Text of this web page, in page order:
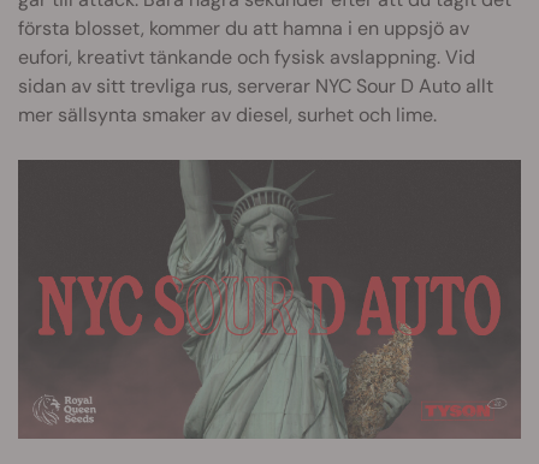
första blosset, kommer du att hamna i en uppsjö av
eufori, kreativt tänkande och fysisk avslappning. Vid
sidan av sitt trevliga rus, serverar NYC Sour D Auto allt
mer sällsynta smaker av diesel, surhet och lime.